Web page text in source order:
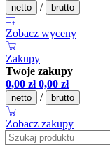
netto / brutto
Zobacz wyceny
Zakupy
Twoje zakupy
0,00 zł 0,00 zł
netto / brutto
Zobacz zakupy